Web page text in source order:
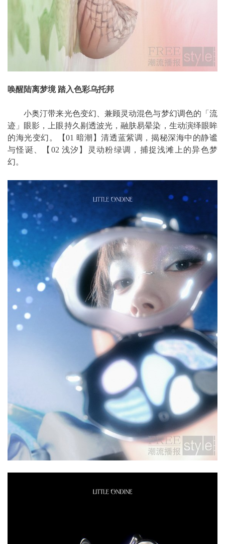
唤醒陆离梦境 踏入色彩乌托邦
小奥汀带来光色变幻、兼顾灵动混色与梦幻调色的「流
迹」眼影，上眼持久剔透波光，融肤易晕染，生动演绎眼眸
的海光变幻。【01 暗潮】清透蓝紫调，揭秘深海中的静谧
与怪诞、【02 浅汐】灵动粉绿调，捕捉浅滩上的异色梦
幻。